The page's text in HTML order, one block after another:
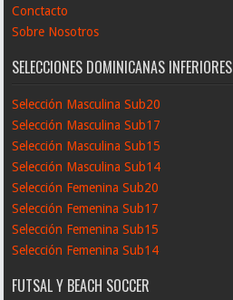
Conctacto
Sobre Nosotros
SELECCIONES DOMINICANAS INFERIORES
Selección Masculina Sub20
Selección Masculina Sub17
Selección Masculina Sub15
Selección Masculina Sub14
Selección Femenina Sub20
Selección Femenina Sub17
Selección Femenina Sub15
Selección Femenina Sub14
FUTSAL Y BEACH SOCCER